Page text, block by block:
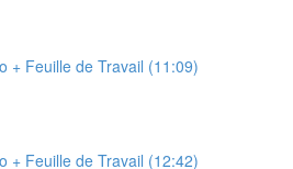
+ Feuille de Travail (11:09)
+ Feuille de Travail (12:42)